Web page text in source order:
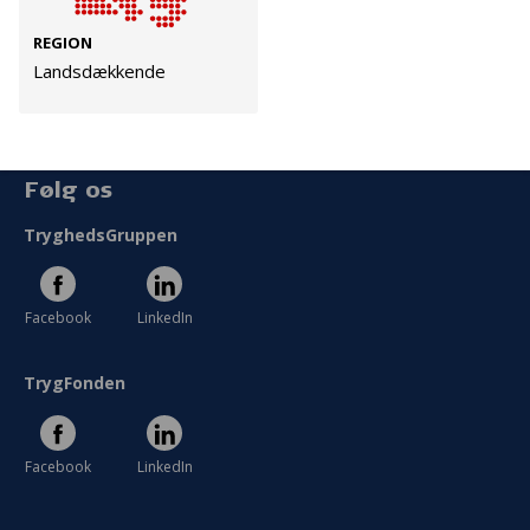
REGION
Landsdækkende
Cookies
Persondata
Følg os
TryghedsGruppen
Facebook LinkedIn
TrygFonden
Facebook LinkedIn